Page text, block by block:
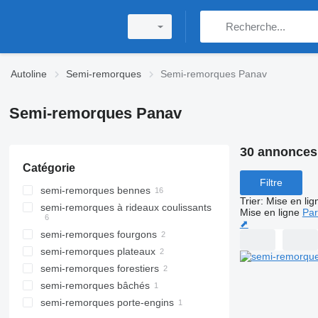
Autoline Semi-remorques Semi-remorques Panav
Semi-remorques Panav
Catégorie
semi-remorques bennes
semi-remorques à rideaux coulissants
semi-remorques fourgons
semi-remorques plateaux
semi-remorques forestiers
semi-remorques bâchés
semi-remorques porte-engins
30
Filtre
Trier: Mise en
Mise en ligne
⬈